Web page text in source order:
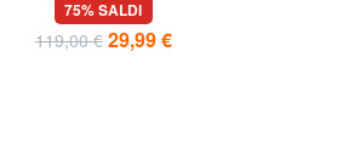
75% SALDI
119,00 € 29,99 €